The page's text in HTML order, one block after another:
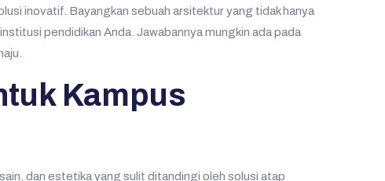
inovatif. Bayangkan sebuah arsitektur yang tidak hanya
pendidikan Anda. Jawabannya mungkin ada pada
Kampus
dan estetika yang sulit ditandingi oleh solusi atap